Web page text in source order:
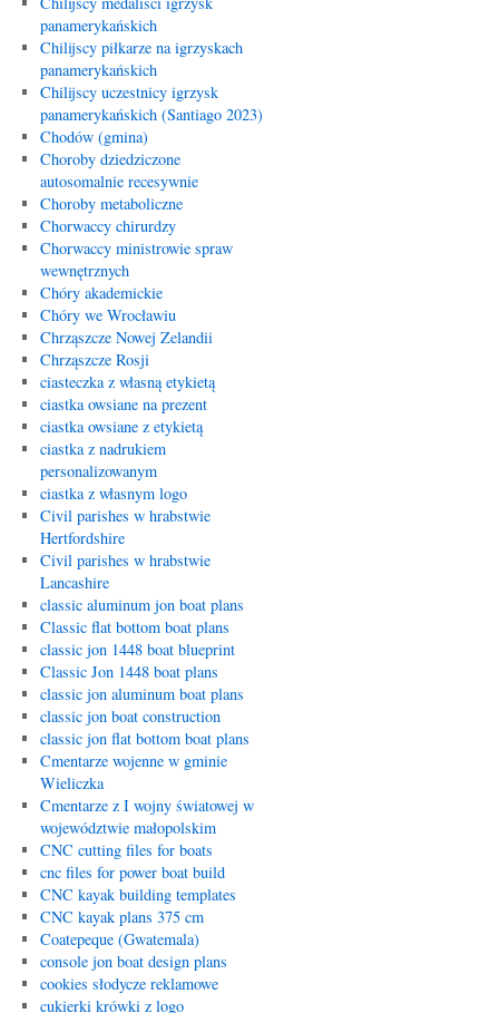
panamerykańskich
Chilijscy piłkarze na igrzyskach
panamerykańskich
Chilijscy uczestnicy igrzysk
panamerykańskich (Santiago 2023)
Chodów (gmina)
Choroby dziedziczone
autosomalnie recesywnie
Choroby metaboliczne
Chorwaccy chirurdzy
Chorwaccy ministrowie spraw
wewnętrznych
Chóry akademickie
Chóry we Wrocławiu
Chrząszcze Nowej Zelandii
Chrząszcze Rosji
ciasteczka z własną etykietą
ciastka owsiane na prezent
ciastka owsiane z etykietą
ciastka z nadrukiem
personalizowanym
ciastka z własnym logo
Civil parishes w hrabstwie
Hertfordshire
Civil parishes w hrabstwie
Lancashire
classic aluminum jon boat plans
Classic flat bottom boat plans
classic jon 1448 boat blueprint
Classic Jon 1448 boat plans
classic jon aluminum boat plans
classic jon boat construction
classic jon flat bottom boat plans
Cmentarze wojenne w gminie
Wieliczka
Cmentarze z I wojny światowej w
województwie małopolskim
CNC cutting files for boats
cnc files for power boat build
CNC kayak building templates
CNC kayak plans 375 cm
Coatepeque (Gwatemala)
console jon boat design plans
cookies słodycze reklamowe
cukierki krówki z logo